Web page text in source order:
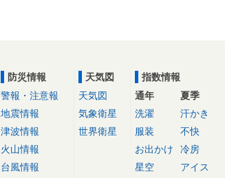
防災情報
警報・注意報
地震情報
津波情報
火山情報
台風情報
天気図
天気図
気象衛星
世界衛星
指数情報
通年
洗濯
服装
お出かけ
星空
夏季
汗かき
不快
冷房
アイス